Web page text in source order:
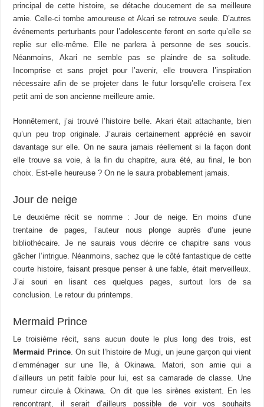
principal de cette histoire, se détache doucement de sa meilleure
amie. Celle-ci tombe amoureuse et Akari se retrouve seule. D’autres
événements perturbants pour l’adolescente feront en sorte qu’elle se
replie sur elle-même. Elle ne parlera à personne de ses soucis.
Néanmoins, Akari ne semble pas se plaindre de sa solitude.
Incomprise et sans projet pour l’avenir, elle trouvera l’inspiration
nécessaire afin de se projeter dans le futur lorsqu’elle croisera l’ex
petit ami de son ancienne meilleure amie.
Honnêtement, j’ai trouvé l’histoire belle. Akari était attachante, bien
qu’un peu trop originale. J’aurais certainement apprécié en savoir
davantage sur elle. On ne saura jamais réellement si la façon dont
elle trouve sa voie, à la fin du chapitre, aura été, au final, le bon
choix. Est-elle heureuse ? On ne le saura probablement jamais.
Jour de neige
Le deuxième récit se nomme : Jour de neige. En moins d’une
trentaine de pages, l’auteur nous plonge auprès d’une jeune
bibliothécaire. Je ne saurais vous décrire ce chapitre sans vous
gâcher l’intrigue. Néanmoins, sachez que le côté fantastique de cette
courte histoire, faisant presque penser à une fable, était merveilleux.
J’ai souri en lisant ces quelques pages, surtout lors de sa
conclusion. Le retour du printemps.
Mermaid Prince
Le troisième récit, sans aucun doute le plus long des trois, est
Mermaid Prince. On suit l’histoire de Mugi, un jeune garçon qui vient
d’emménager sur une île, à Okinawa. Matori, son amie qui a
d’ailleurs un petit faible pour lui, est sa camarade de classe. Une
rumeur circule à Okinawa. On dit que les sirènes existent. En les
rencontrant, il serait d’ailleurs possible de voir vos souhaits